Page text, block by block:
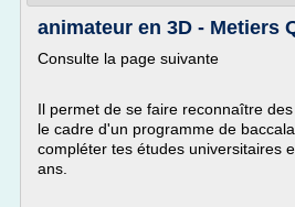
animateur en 3D - Metiers
Consulte la page suivante
Il permet de se faire reconnaître
le cadre d'un programme de
compléter tes études universitaires
ans.